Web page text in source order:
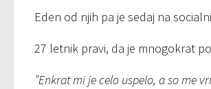
Eden od njih pa je sedaj na
27 letnik pravi, da je mnogokrat
”Enkrat mi je celo uspelo, a so me